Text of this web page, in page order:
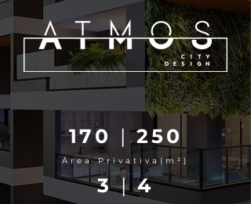
170 | 250
Área Privativa(m²)
3|4